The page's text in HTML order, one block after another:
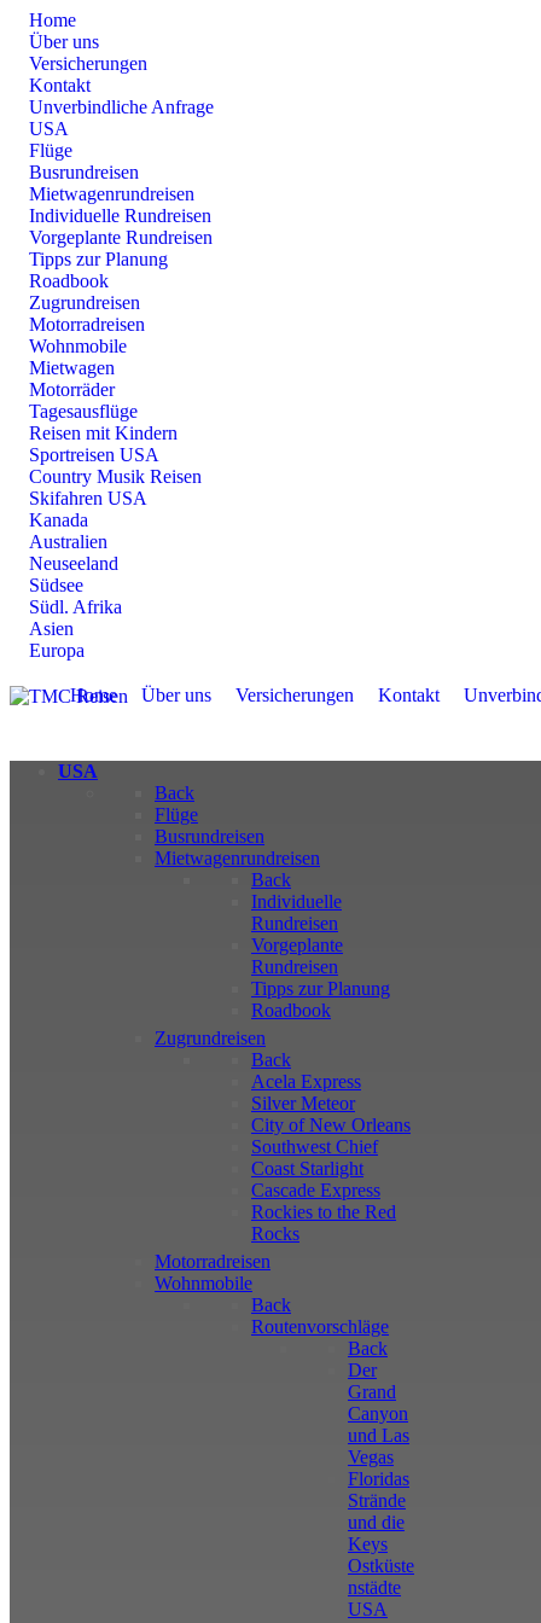
Home
Über uns
Versicherungen
Kontakt
Unverbindliche Anfrage
USA
Flüge
Busrundreisen
Mietwagenrundreisen
Individuelle Rundreisen
Vorgeplante Rundreisen
Tipps zur Planung
Roadbook
Zugrundreisen
Motorradreisen
Wohnmobile
Mietwagen
Motorräder
Tagesausflüge
Reisen mit Kindern
Sportreisen USA
Country Musik Reisen
Skifahren USA
Kanada
Australien
Neuseeland
Südsee
Südl. Afrika
Asien
Europa
Home Über uns Versicherungen Kontakt
USA
Back
Flüge
Busrundreisen
Mietwagenrundreisen
Back
Individuelle
Rundreisen
Vorgeplante
Rundreisen
Tipps zur Planung
Roadbook
Zugrundreisen
Back
Acela Express
Silver Meteor
City of New Orleans
Southwest Chief
Coast Starlight
Cascade Express
Rockies to the Red
Rocks
Motorradreisen
Wohnmobile
Back
Routenvorschläge
Back
Der
Grand
Canyon
und Las
Vegas
Floridas
Strände
und die
Keys
Ostküste
nstädte
USA